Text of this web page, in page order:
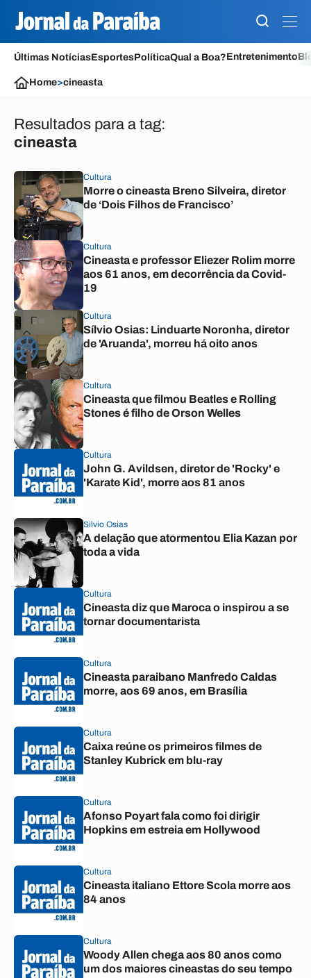
Últimas NotíciasEsportesPolíticaQual a Boa?Entretenimento
Home>cineasta
Resultados para a tag:
cineasta
Cultura
Morre o cineasta Breno Silveira, diretor
de ‘Dois Filhos de Francisco’
Cultura
Cineasta e professor Eliezer Rolim morre
aos 61 anos, em decorrência da Covid-
19
Cultura
Sílvio Osias: Linduarte Noronha, diretor
de 'Aruanda', morreu há oito anos
Cultura
Cineasta que filmou Beatles e Rolling
Stones é filho de Orson Welles
Cultura
John G. Avildsen, diretor de 'Rocky' e
'Karate Kid', morre aos 81 anos
Silvio Osias
A delação que atormentou Elia Kazan por
toda a vida
Cultura
Cineasta diz que Maroca o inspirou a se
tornar documentarista
Cultura
Cineasta paraibano Manfredo Caldas
morre, aos 69 anos, em Brasília
Cultura
Caixa reúne os primeiros filmes de
Stanley Kubrick em blu-ray
Cultura
Afonso Poyart fala como foi dirigir
Hopkins em estreia em Hollywood
Cultura
Cineasta italiano Ettore Scola morre aos
84 anos
Cultura
Woody Allen chega aos 80 anos como
um dos maiores cineastas do seu tempo